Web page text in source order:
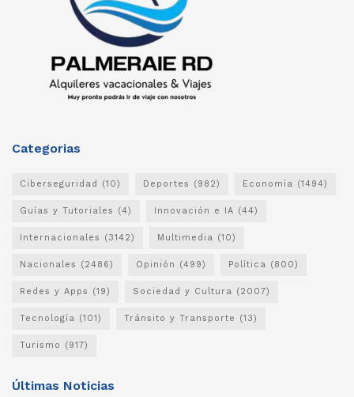
Categorias
Ciberseguridad (10) Deportes (982) Economía (1494)
Guías y Tutoriales (4) Innovación e IA (44)
Internacionales (3142) Multimedia (10)
Nacionales (2486) Opinión (499) Política (800)
Redes y Apps (19) Sociedad y Cultura (2007)
Tecnología (101) Tránsito y Transporte (13)
Turismo (917)
Últimas Noticias